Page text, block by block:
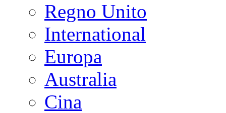
Regno Unito
International
Europa
Australia
Cina